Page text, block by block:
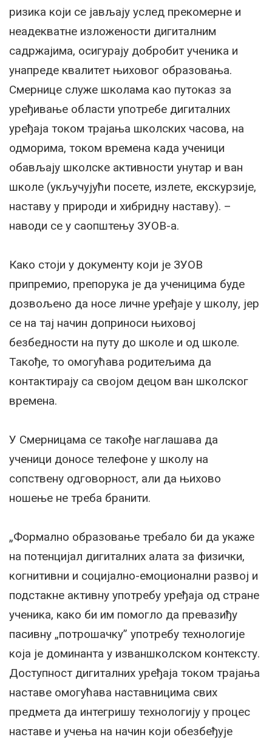
ризика који се јављају услед прекомерне и
неадекватне изложености дигиталним
садржајима, осигурају добробит ученика и
унапреде квалитет њиховог образовања.
Смернице служе школама као путоказ за
уређивање области употребе дигиталних
уређаја током трајања школских часова, на
одморима, током времена када ученици
обављају школске активности унутар и ван
школе (укључујући посете, излете, екскурзије,
наставу у природи и хибридну наставу). –
наводи се у саопштењу ЗУОВ-а.
Како стоји у документу који је ЗУОВ
припремио, препорука је да ученицима буде
дозвољено да носе личне уређаје у школу, јер
се на тај начин доприноси њиховој
безбедности на путу до школе и од школе.
Такође, то омогућава родитељима да
контактирају са својом децом ван школског
времена.
У Смерницама се такође наглашава да
ученици доносе телефоне у школу на
сопствену одговорност, али да њихово
ношење не треба бранити.
„Формално образовање требало би да укаже
на потенцијал дигиталних алата за физички,
когнитивни и социјално-емоционални развој и
подстакне активну употребу уређаја од стране
ученика, како би им помогло да превазиђу
пасивну „потрошачку” употребу технологије
која је доминанта у изваншколском контексту.
Доступност дигиталних уређаја током трајања
наставе омогућава наставницима свих
предмета да интегришу технологију у процес
наставе и учења на начин који обезбеђује